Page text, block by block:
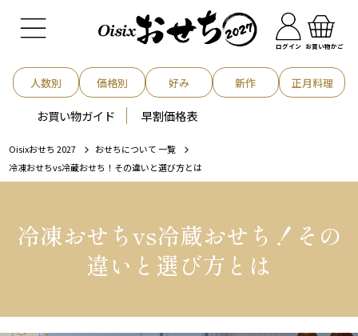
ログイン お買い物かご
人数別 価格別 好み 新作 正月料理
お買い物ガイド 早割価格表
Oisixおせち 2027
おせちについて 一覧
冷凍おせちvs冷蔵おせち！その違いと選び方とは
冷凍おせちvs冷蔵おせち！その
違いと選び方とは